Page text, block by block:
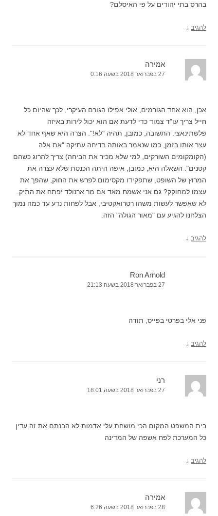
בהרס בתי יהודים על פי האיסלם?
להגיב ↓
אמירה
27 בפברואר 2018 בשעה 0:16
אכן, הוא אחד הגורמים, אולי אפילו הגורם העיקרי, לכך שהיום כל
חייל צריך עו"ד צמוד כדי לדעת אם הוא יכול לירות באיזה
פלשתינאצי. התשובה, כמובן, תהיה "לא!". הצרה היא שאף אחד לא
עצר אותו בזמן, כמו שנאמר באותה בדיחה עתיקה "את אלה
(הקומקומים השורקים, למי שלא מכיר את הביחה) צריך להרוג כשהם
קטנים". השאלה היא, כמובן, איפה היתה הכנסת שלא עצרה את
המרוץ של השופט, שתפקידו מקסימום לפרש את החוק, שהפך את
עצמו למחוקק? גם אני אשמח מאד אם מר ארנולד יפתח את התיק.
לא שאפשר לעשות משהו רטרואקטיבי, אבל לפחות נדע עד כמה נמוך
הצלחנו להגיע עם "מאור הגולה" הזה.
להגיב ↓
Ron Arnold
27 בפברואר 2018 בשעה 21:13
פני אלי בפרטי בפייס, תודה
להגיב ↓
רני
27 בפברואר 2018 בשעה 18:01
בית המשפט המקום הכי מושחת עלי אדמות לא הבנתם את זה עדין
כל המערכת לפח אשפה של המדינה
להגיב ↓
אמירה
28 בפברואר 2018 בשעה 6:26